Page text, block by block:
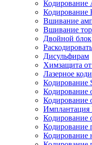
Кодирование
Кодирование
Вшивание
Вшивание
Двойной блок
Дисульфирам
Химзащита от
Лазерное
Кодирование
Кодирование
Кодирование
Имплантация
Кодирование
Кодирование
Кодирование